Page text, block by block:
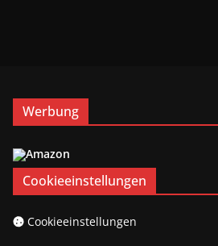
Werbung
Cookieeinstellungen
Cookieeinstellungen